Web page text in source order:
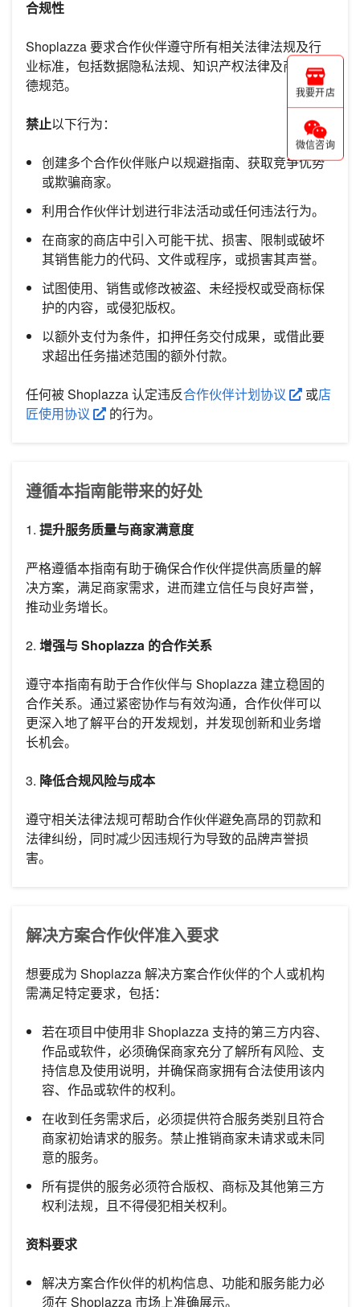
合规性
Shoplazza 要求合作伙伴遵守所有相关法律法规及行
业标准，包括数据隐私法规、知识产权法律及商业道
德规范。
禁止以下行为：
创建多个合作伙伴账户以规避指南、获取竞争优势
或欺骗商家。
利用合作伙伴计划进行非法活动或任何违法行为。
在商家的商店中引入可能干扰、损害、限制或破坏
其销售能力的代码、文件或程序，或损害其声誉。
试图使用、销售或修改被盗、未经授权或受商标保
护的内容，或侵犯版权。
以额外支付为条件，扣押任务交付成果，或借此要
求超出任务描述范围的额外付款。
任何被 Shoplazza 认定违反合作伙伴计划协议 或店
匠使用协议
的行为。
遵循本指南能带来的好处
1. 提升服务质量与商家满意度
严格遵循本指南有助于确保合作伙伴提供高质量的解
决方案，满足商家需求，进而建立信任与良好声誉，
推动业务增长。
2. 增强与 Shoplazza 的合作关系
遵守本指南有助于合作伙伴与 Shoplazza 建立稳固的
合作关系。通过紧密协作与有效沟通，合作伙伴可以
更深入地了解平台的开发规划，并发现创新和业务增
长机会。
3. 降低合规风险与成本
遵守相关法律法规可帮助合作伙伴避免高昂的罚款和
法律纠纷，同时减少因违规行为导致的品牌声誉损
害。
解决方案合作伙伴准入要求
想要成为 Shoplazza 解决方案合作伙伴的个人或机构
需满足特定要求，包括：
若在项目中使用非 Shoplazza 支持的第三方内容、
作品或软件，必须确保商家充分了解所有风险、支
持信息及使用说明，并确保商家拥有合法使用该内
容、作品或软件的权利。
在收到任务需求后，必须提供符合服务类别且符合
商家初始请求的服务。禁止推销商家未请求或未同
意的服务。
所有提供的服务必须符合版权、商标及其他第三方
权利法规，且不得侵犯相关权利。
资料要求
解决方案合作伙伴的机构信息、功能和服务能力必
须在 Shoplazza 市场上准确展示。
我要开店
微信咨询